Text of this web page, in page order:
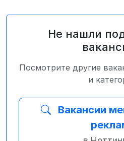
Не нашли
Посмотрите другие
и
Вакансии